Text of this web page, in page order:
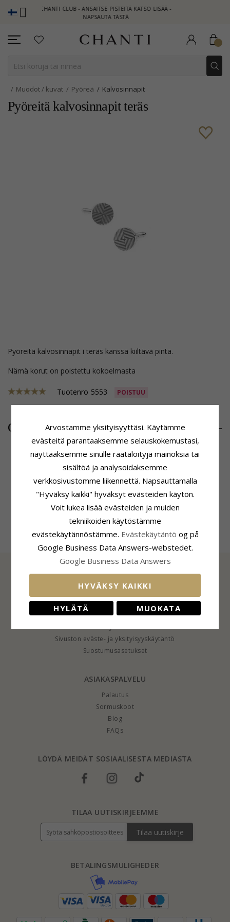
CHANTI CLUB - ANSAITSE PISTEITÄ KATSO LISÄÄ -
NAPSAUTA TÄSTÄ
Muodot / kuvat Pyöreä Kalvosinnapit
Pyöreitä kalvosinnapit teräs
pyöreitä kalvosinnapit i teräs kanssa kiiltävä pinta.
Nämä korut on poistettu kokoelmasta
Tuotenro 5553 POISTUU
CHANTI hinta 25,-
Muoto: Pyöreitä
Korvarenkaat:Kalvosinnapit
Teräs
Koko
Läpimitta:15,0 mm
Toimitusaika
Toimitusaika: 4-5 Arkipäivä
TIEDOT
Tietoa CHANTISTA
CHANTI Club
Sivuston eväste- ja yksityisyyskäytäntö
Suostumusasetukset
ASIAKASPALVELU
Palautus
Sormuskoot
Blog
FAQs
LÖYDÄ MEIDÄT SOSIAALISESTA MEDIASTA
BETALINGSMULIGHEDER
TILAA UUTISKIRJEEMME
Tilaa uutiskirje
Arvostamme yksityisyyttäsi. Käytämme
evästeitä parantaaksemme selauskokemustasi,
näyttääksemme sinulle räätälöityjä mainoksia tai
sisältöä ja analysoidaksemme
verkkosivustomme liikennettä. Napsauttamalla
"Hyväksy kaikki" hyväksyt evästeiden käytön.
Voit lukea lisää evästeiden ja muiden
tekniikoiden käytöstämme
evästekäytännöstämme. Evästekäytäntö og på
Google Business Data Answers-webstedet.
Google Business Data Answers
HYVÄKSY KAIKKI
HYLÄTÄ MUOKATA